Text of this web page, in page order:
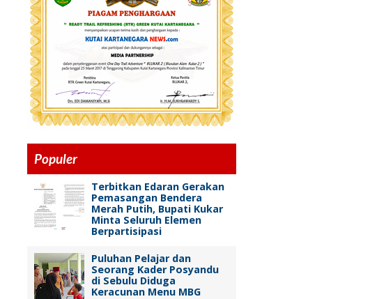
Populer
Terbitkan Edaran Gerakan
Pemasangan Bendera
Merah Putih, Bupati Kukar
Minta Seluruh Elemen
Berpartisipasi
Puluhan Pelajar dan
Seorang Kader Posyandu
di Sebulu Diduga
Keracunan Menu MBG